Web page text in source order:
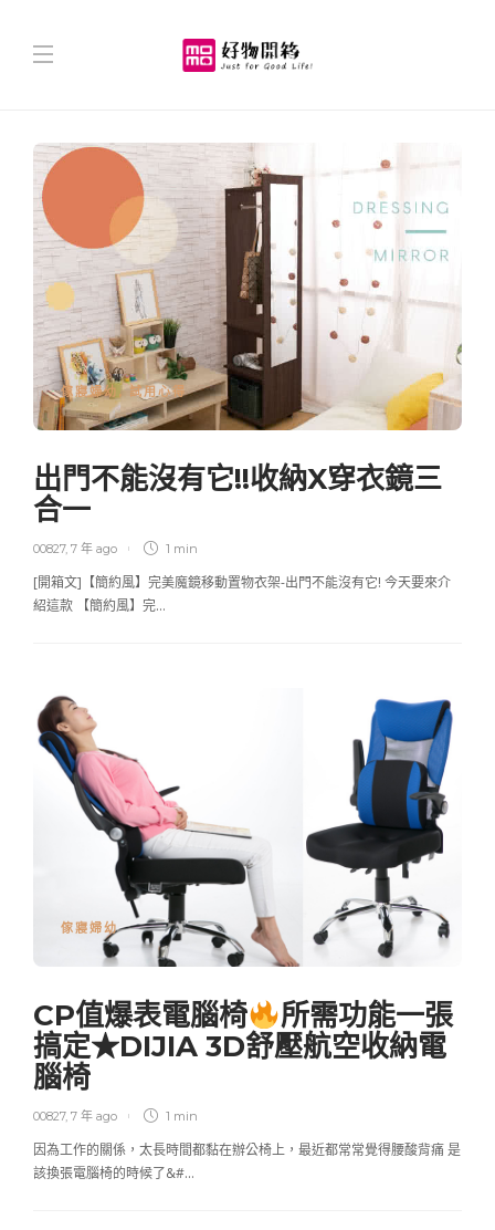
傢寢婦幼 ,試用心得
出門不能沒有它!!收納X穿衣鏡三
合一
00827, 7 年 ago 1 min
[開箱文]【簡約風】完美魔鏡移動置物衣架-出門不能沒有它! 今天要來介
紹這款 【簡約風】完…
傢寢婦幼
CP值爆表電腦椅
所需功能一張
搞定★DIJIA 3D舒壓航空收納電
腦椅
00827, 7 年 ago 1 min
因為工作的關係，太長時間都黏在辦公椅上，最近都常常覺得腰酸背痛 是
該換張電腦椅的時候了&#…